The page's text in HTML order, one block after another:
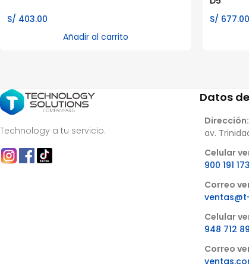
S/ 403.00
Añadir al carrito
S/ 677.00
Technology a tu servicio.
Datos
Dirección:
av.
Celular
900 191 173
Correo
Celular
948 712
Correo